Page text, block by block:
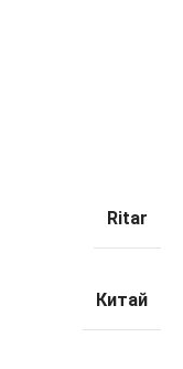
Ritar
Китай